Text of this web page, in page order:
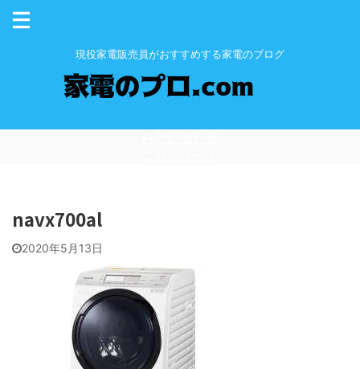
現役家電販売員がおすすめする家電のブログ
navx700al
2020年5月13日